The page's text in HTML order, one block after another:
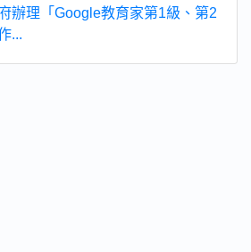
辦理「Google教育家第1級、第2
...